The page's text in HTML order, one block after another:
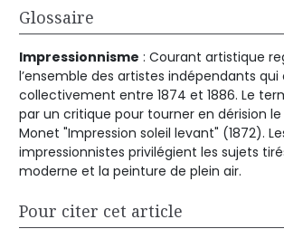
Glossaire
Impressionnisme : Courant artistique
l’ensemble des artistes indépendants qui
collectivement entre 1874 et 1886. Le
par un critique pour tourner en dérision
Monet "Impression soleil levant" (1872).
impressionnistes privilégient les sujets
moderne et la peinture de plein air.
Pour citer cet article